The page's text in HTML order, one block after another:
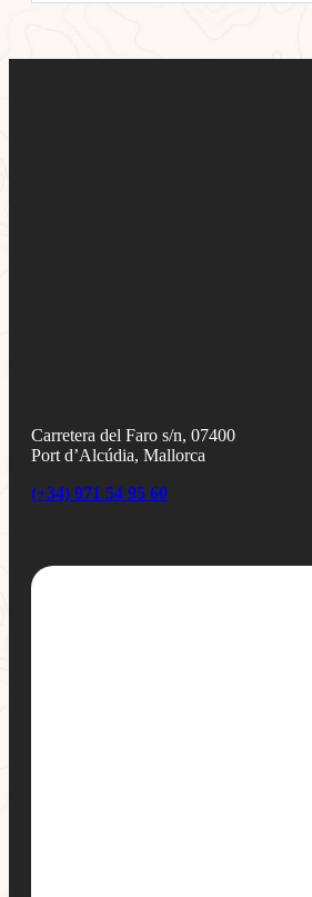
Carretera del Faro s/n, 07400
Port d’Alcúdia, Mallorca
(+34) 971 54 95 60